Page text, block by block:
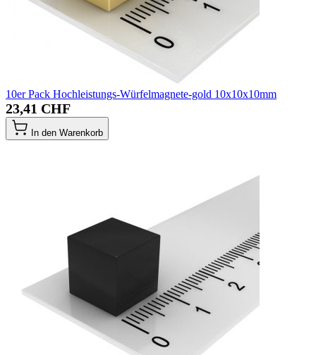
10er Pack Hochleistungs-Würfelmagnete-gold 10x10x10mm
23,41 CHF
In den Warenkorb